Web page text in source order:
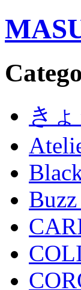
き